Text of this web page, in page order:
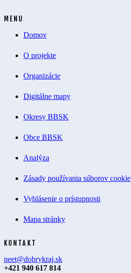
MENU
Domov
O projekte
Organizácie
Digitálne mapy
Okresy BBSK
Obce BBSK
Analýza
Zásady používania súborov cookie
Vyhlásenie o prístupnosti
Mapa stránky
KONTAKT
neet@dobrykraj.sk
+421 940 617 814